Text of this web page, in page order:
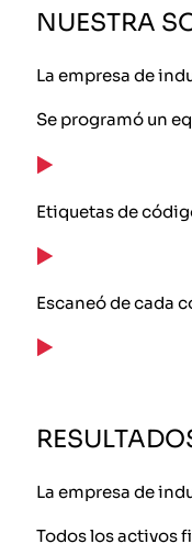
NUESTRA
La empresa de
Se programó un
Etiquetas de
Escaneó de cada
La empresa de
Todos los activos